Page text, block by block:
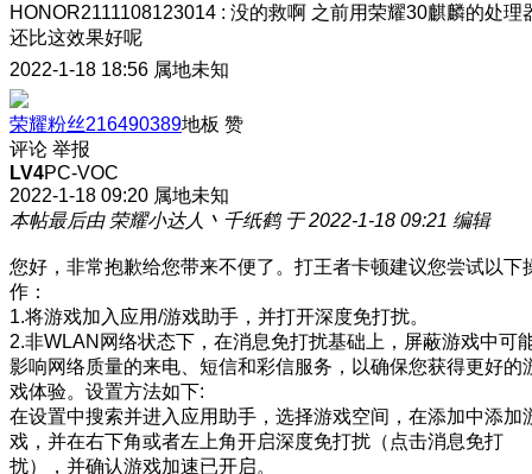
HONOR2111108123014 : 没的救啊 之前用荣耀30麒麟的处理
还比这效果好呢
2022-1-18 18:56 属地未知
荣耀粉丝216490389地板 赞
评论 举报
LV4PC-VOC
2022-1-18 09:20 属地未知
本帖最后由 荣耀小达人丶千纸鹤 于 2022-1-18 09:21 编辑
您好，非常抱歉给您带来不便了。打王者卡顿建议您尝试以下
作：
1.将游戏加入应用/游戏助手，并打开深度免打扰。
2.非WLAN网络状态下，在消息免打扰基础上，屏蔽游戏中可
影响网络质量的来电、短信和彩信服务，以确保您获得更好的
戏体验。设置方法如下:
在设置中搜索并进入应用助手，选择游戏空间，在添加中添加
戏，并在右下角或者左上角开启深度免打扰（点击消息免打
扰），并确认游戏加速已开启。